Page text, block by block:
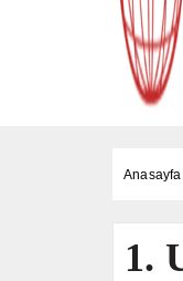
Anasayfa
1.